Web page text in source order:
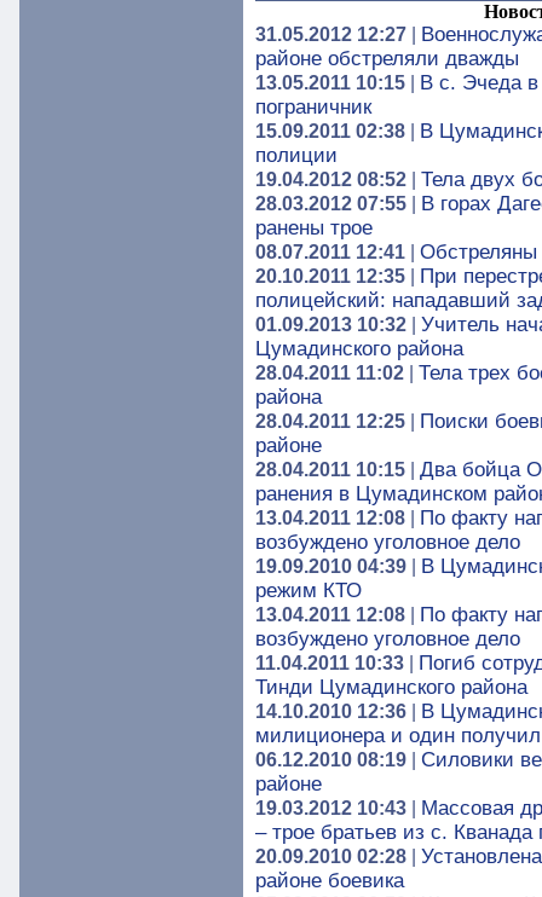
31.05.2012 12:27
районе обстреляли дважды
13.05.2011 10:15
В c. Эчеда в
пограничник
15.09.2011 02:38
В
полиции
19.04.2012 08:52 Тела двух
28.03.2012 07:55
В горах
ранены трое
08.07.2011 12:41 Обстреляны
20.10.2011 12:35
При
полицейский: нападавший
01.09.2013 10:32
Учитель
Цумадинского района
28.04.2011 11:02
Тела трех
района
28.04.2011 12:25
Поиски
районе
28.04.2011 10:15
Два бойца
ранения в Цумадинском
13.04.2011 12:08
По факту
возбуждено уголовное дело
19.09.2010 04:39
В
режим КТО
13.04.2011 12:08
По факту
возбуждено уголовное дело
11.04.2011 10:33
Погиб
Тинди Цумадинского района
14.10.2010 12:36
В
милиционера и один
06.12.2010 08:19
Силовики
районе
19.03.2012 10:43
Массовая
– трое братьев из с. Кванада
20.09.2010 02:28
районе боевика